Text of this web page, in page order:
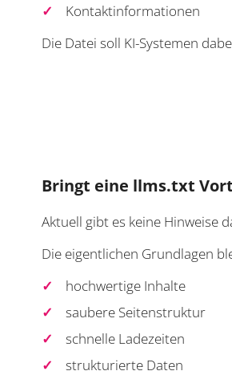
Kontaktinformationen
Die Datei soll KI-Systemen
Bringt eine llms.txt
Aktuell gibt es keine Hinweise
Die eigentlichen Grundlagen
hochwertige Inhalte
saubere Seitenstruktur
schnelle Ladezeiten
strukturierte Daten